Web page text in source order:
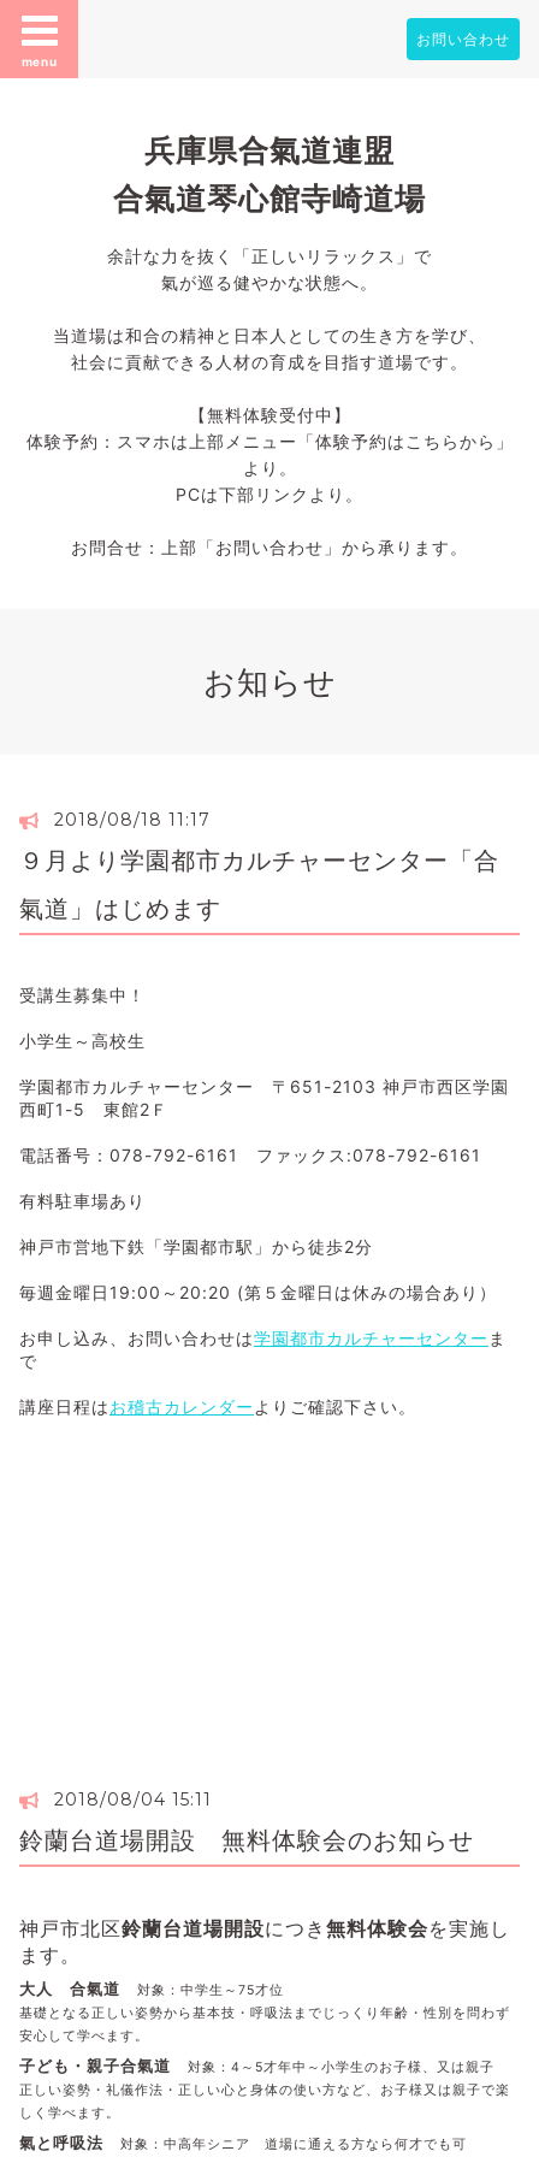
menu
お問い合わせ
兵庫県合氣道連盟
合氣道琴心館寺崎道場
余計な力を抜く「正しいリラックス」で
氣が巡る健やかな状態へ。
当道場は和合の精神と日本人としての生き方を学び、
社会に貢献できる人材の育成を目指す道場です。
【無料体験受付中】
体験予約：スマホは上部メニュー「体験予約はこちらから」
より。
PCは下部リンクより。
お問合せ：上部「お問い合わせ」から承ります。
お知らせ
2018/08/18 11:17
９月より学園都市カルチャーセンター「合
氣道」はじめます
受講生募集中！
小学生～高校生
学園都市カルチャーセンター 〒651-2103 神戸市西区学園
西町1-5 東館2Ｆ
電話番号：078-792-6161 ファックス:078-792-6161
有料駐車場あり
神戸市営地下鉄「学園都市駅」から徒歩2分
毎週金曜日19:00～20:20 (第５金曜日は休みの場合あり）
お申し込み、お問い合わせは学園都市カルチャーセンター ま
で
講座日程はお稽古カレンダー よりご確認下さい。
2018/08/04 15:11
鈴蘭台道場開設 無料体験会のお知らせ
神戸市北区鈴蘭台道場開設につき 無料体験会を実施し
ます。
大人 合氣道
対象：中学生～75才位
基礎となる正しい姿勢から基本技・呼吸法までじっくり年齢・性別を問わず
安心して学べます。
子ども・親子合氣道
対象：4～5才年中～小学生のお子様、又は親子
正しい姿勢・礼儀作法・正しい心と身体の使い方など、お子様又は親子で楽
しく学べます。
氣と呼吸法 対象：中高年シニア 道場に通える方なら何才でも可